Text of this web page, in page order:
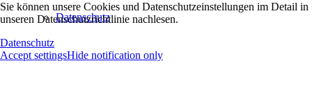
Datenschutz
Sie können unsere Cookies und Datenschutzeinstellungen im Detail in
unseren Datenschutzrichtlinie nachlesen.
Datenschutz
Accept settingsHide notification only